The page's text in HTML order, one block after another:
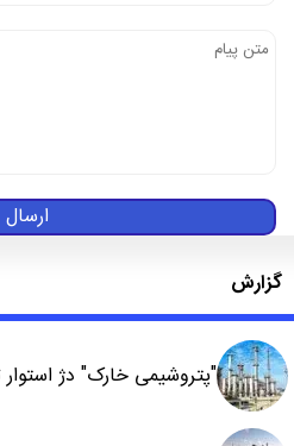
ارسال
گزارش
"پتروشیمی خارک" دژ استوار